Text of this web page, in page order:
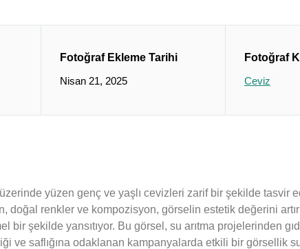
Fotoğraf Ekleme Tarihi
Nisan 21, 2025
Fotoğraf
Ceviz
yüzen genç ve yaşlı cevizleri zarif bir şekilde tasvir
doğal renkler ve kompozisyon, görselin estetik değerini
bir şekilde yansıtıyor. Bu görsel, su arıtma projelerinden
ve saflığına odaklanan kampanyalarda etkili bir görsellik